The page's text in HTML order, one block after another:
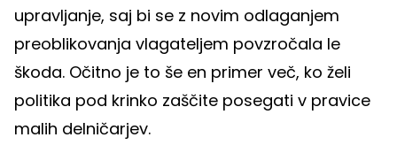
upravljanje, saj bi se z novim odlaganjem
preoblikovanja vlagateljem povzročala le
škoda. Očitno je to še en primer več, ko želi
politika pod krinko zaščite posegati v pravice
malih delničarjev.